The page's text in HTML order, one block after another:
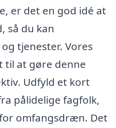
er det en god idé at
så du kan
tjenester. Vores
til at gøre denne
Udfyld et kort
pålidelige fagfolk,
omfangsdræn. Det